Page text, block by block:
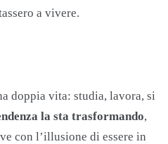
a vivere.
doppia vita: studia, lavora, si
la sta trasformando,
con l’illusione di essere in